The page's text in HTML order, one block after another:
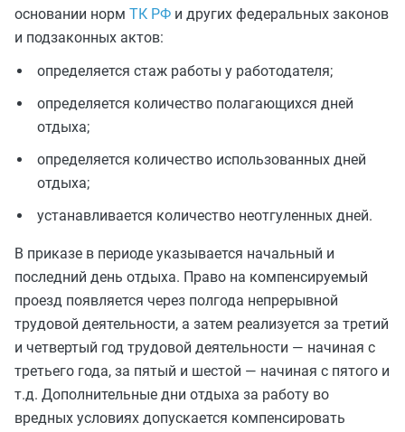
основании норм ТК РФ и других федеральных законов
и подзаконных актов:
определяется стаж работы у работодателя;
определяется количество полагающихся дней
отдыха;
определяется количество использованных дней
отдыха;
устанавливается количество неотгуленных дней.
В приказе в периоде указывается начальный и
последний день отдыха. Право на компенсируемый
проезд появляется через полгода непрерывной
трудовой деятельности, а затем реализуется за третий
и четвертый год трудовой деятельности — начиная с
третьего года, за пятый и шестой — начиная с пятого и
т.д. Дополнительные дни отдыха за работу во
вредных условиях допускается компенсировать